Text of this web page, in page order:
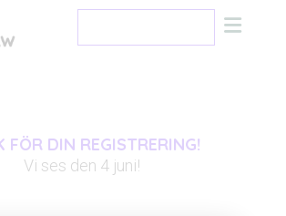
FÖR DIN REGISTRERING!
Vi ses den 4 juni!